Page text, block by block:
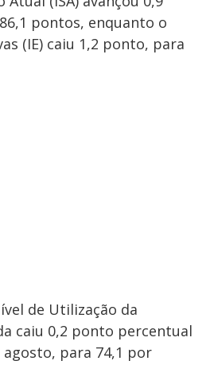
pontos, enquanto o
(IE) caiu 1,2 ponto, para
de Utilização da
caiu 0,2 ponto percentual
para 74,1 por